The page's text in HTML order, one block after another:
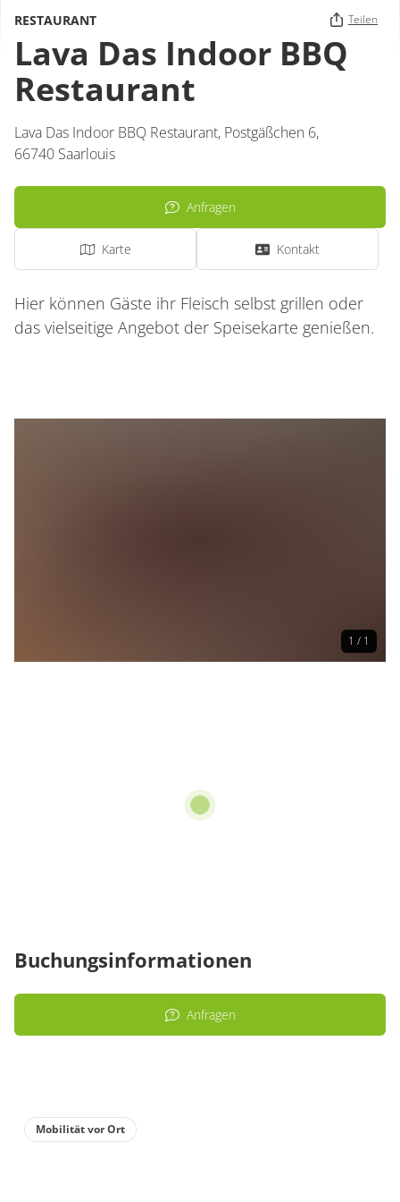
RESTAURANT Teilen
Lava Das Indoor BBQ
Restaurant
Lava Das Indoor BBQ Restaurant, Postgäßchen 6,
66740 Saarlouis
Anfragen
Karte Kontakt
Hier können Gäste ihr Fleisch selbst grillen oder
das vielseitige Angebot der Speisekarte genießen.
1 / 1
Buchungsinformationen
Anfragen
Mobilität vor Ort